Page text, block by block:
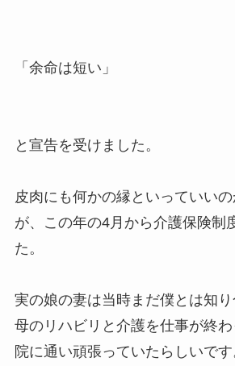
「余命は短い」
と宣告を受けました。
皮肉にも何かの縁といっていい
が、この年の4月から介護保険制
た。
実の娘の妻は当時まだ僕とは知
母のリハビリと介護を仕事が終
院に通い頑張っていたらしいです